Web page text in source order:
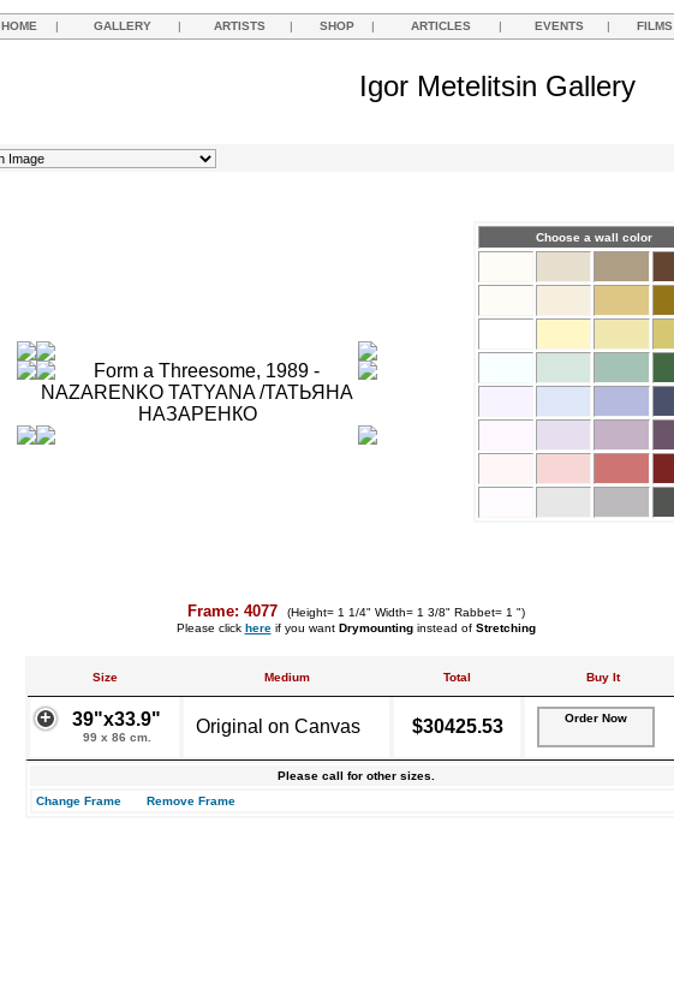
HOME | GALLERY | ARTISTS | SHOP | ARTICLES | EVENTS | FILMS
Igor Metelitsin Gallery
Choose a wall color
Frame: 4077
(Height= 1 1/4" Width= 1 3/8" Rabbet= 1 ")
Please click hereif you want Drymountinginstead of Stretching
Size Medium Total Buy It
39"x33.9"
99 x 86 cm.
Original on Canvas $30425.53 Order Now
Please call for other sizes.
Change Frame
Remove Frame